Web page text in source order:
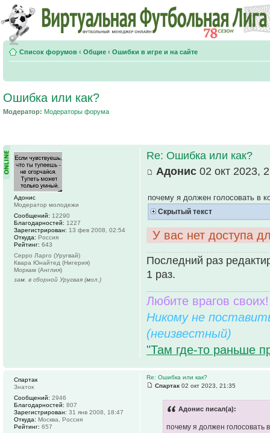
Список форумов ‹ Общие ‹ Ошибки в игре и на сайте
Ошибка или как?
Модератор: Модераторы форума
Re: Ошибка или как?
Адонис 02 окт 2023,
почему я должен голосовать в
Скрытый текст
У вас нет доступа
Последний раз
1 раз.
Любите врагов
Никому не
(неизвестный)
"Там где-то раньше
Адонис
Модератор молодежи
Сообщений: 12290
Благодарностей: 1227
Зарегистрирован: 13 фев 2008, 02:54
Откуда: Россия
Рейтинг: 643
Серро Ларго (Уругвай)
Квара Юнайтед (Нигерия)
Моркам (Англия)
зам. в сборной Уругвая (мол.)
Re: Ошибка или как?
Спартак 02 окт 2023, 21:35
Адонис писал(а):
почему я должен голосовать
Спартак
Знаток
Сообщений: 2946
Благодарностей: 807
Зарегистрирован: 31 янв 2008, 18:47
Откуда: Москва, Россия
Рейтинг: 657